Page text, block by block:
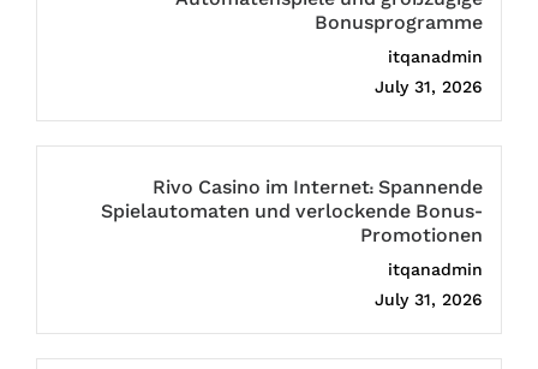
Bonusprogramme
itqanadmin
July 31, 2026
Rivo Casino im Internet: Spannende
Spielautomaten und verlockende Bonus-
Promotionen
itqanadmin
July 31, 2026